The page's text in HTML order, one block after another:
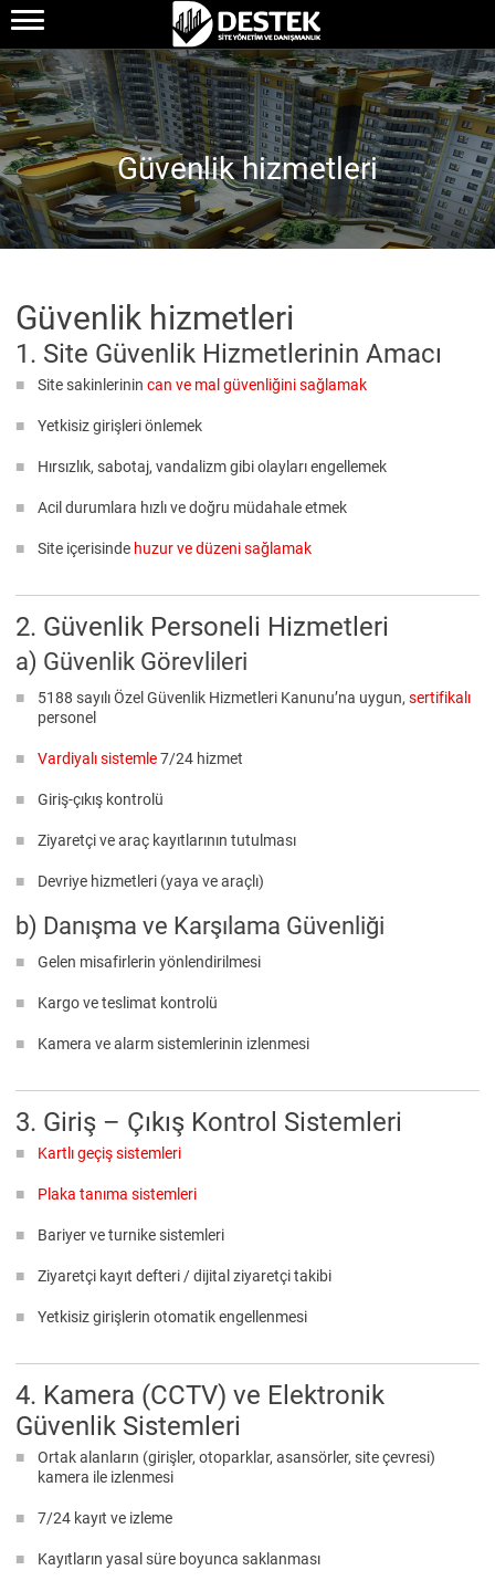
Güvenlik hizmetleri
Güvenlik hizmetleri
1. Site Güvenlik Hizmetlerinin Amacı
Site sakinlerinin can ve mal güvenliğini sağlamak
Yetkisiz girişleri önlemek
Hırsızlık, sabotaj, vandalizm gibi olayları engellemek
Acil durumlara hızlı ve doğru müdahale etmek
Site içerisinde huzur ve düzeni sağlamak
2. Güvenlik Personeli Hizmetleri
a) Güvenlik Görevlileri
5188 sayılı Özel Güvenlik Hizmetleri Kanunu’na uygun, sertifikalı
personel
Vardiyalı sistemle7/24 hizmet
Giriş-çıkış kontrolü
Ziyaretçi ve araç kayıtlarının tutulması
Devriye hizmetleri (yaya ve araçlı)
b) Danışma ve Karşılama Güvenliği
Gelen misafirlerin yönlendirilmesi
Kargo ve teslimat kontrolü
Kamera ve alarm sistemlerinin izlenmesi
3. Giriş – Çıkış Kontrol Sistemleri
Kartlı geçiş sistemleri
Plaka tanıma sistemleri
Bariyer ve turnike sistemleri
Ziyaretçi kayıt defteri / dijital ziyaretçi takibi
Yetkisiz girişlerin otomatik engellenmesi
4. Kamera (CCTV) ve Elektronik
Güvenlik Sistemleri
Ortak alanların (girişler, otoparklar, asansörler, site çevresi)
kamera ile izlenmesi
7/24 kayıt ve izleme
Kayıtların yasal süre boyunca saklanması